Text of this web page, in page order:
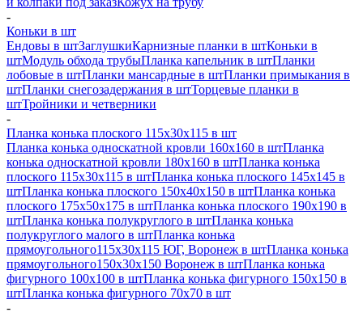
-
Коньки в шт
Ендовы в штЗаглушкиКарнизные планки в штКоньки в
штМодуль обхода трубыПланка капельник в штПланки
лобовые в штПланки мансардные в штПланки примыкания в
штПланки снегозадержания в штТорцевые планки в
штТройники и четверники
-
Планка конька плоского 115х30х115 в шт
Планка конька односкатной кровли 160х160 в штПланка
конька односкатной кровли 180х160 в штПланка конька
плоского 115х30х115 в штПланка конька плоского 145х145 в
штПланка конька плоского 150х40х150 в штПланка конька
плоского 175х50х175 в штПланка конька плоского 190х190 в
штПланка конька полукруглого в штПланка конька
полукруглого малого в штПланка конька
прямоугольного115х30х115 ЮГ, Воронеж в штПланка конька
прямоугольного150х30х150 Воронеж в штПланка конька
фигурного 100x100 в штПланка конька фигурного 150x150 в
штПланка конька фигурного 70x70 в шт
-